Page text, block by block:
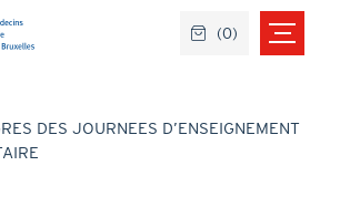
DES JOURNEES D’ENSEIGNEMENT
(0)